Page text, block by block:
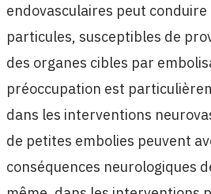
endovasculaires peut
particules, susceptibles de
des organes cibles par
préoccupation est
dans les interventions
de petites embolies peuvent
conséquences neurologiques